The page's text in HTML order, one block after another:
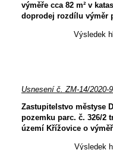
výměře cca 82 m² v
doprodej rozdílu výměr
Výsledek
Usnesení č. ZM-14/2020-
Zastupitelstvo městyse
pozemku parc. č. 326/2
území Křížovice o
Výsledek